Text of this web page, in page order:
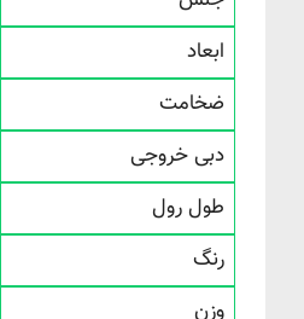
ابعاد
ضخامت
دبی خروجی
طول رول
رنگ
وزن